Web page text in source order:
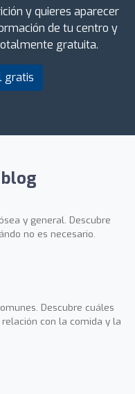
y quieres aparecer
de tu centro y
gratuita.
gratis
y general. Descubre
no es necesario.
Descubre cuáles
con la comida y la